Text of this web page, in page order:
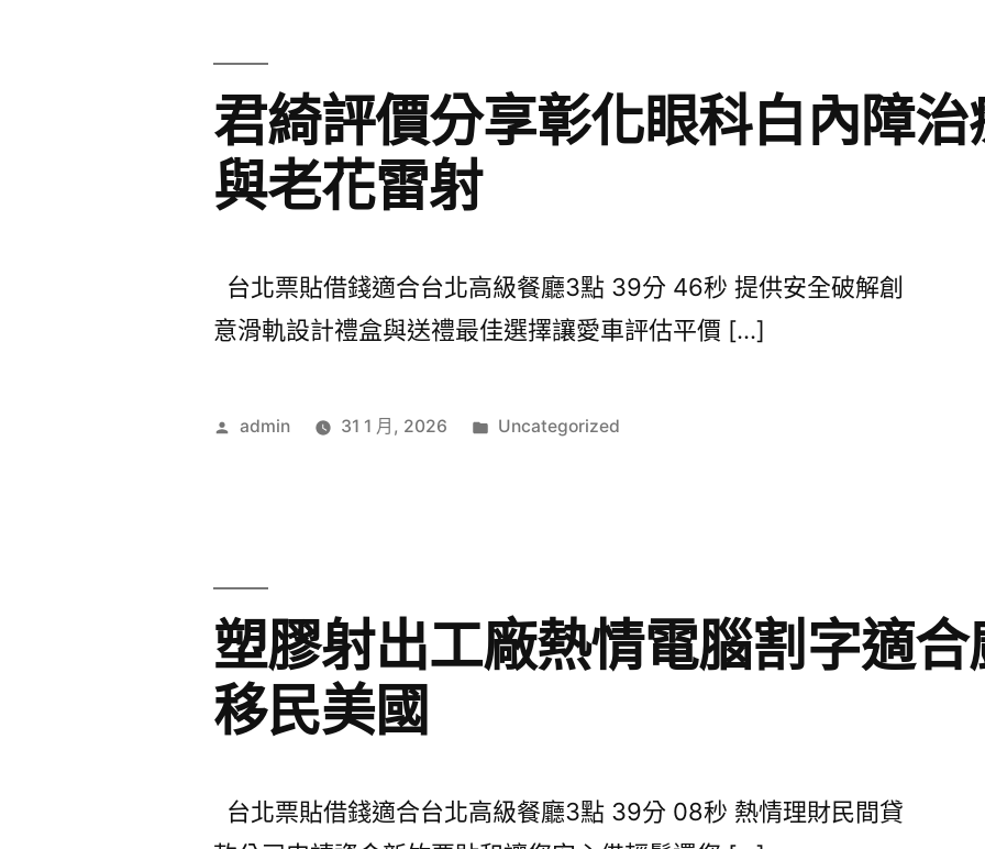
君綺評價分享彰化眼科白內障
與老花雷射
台北票貼借錢適合台北高級餐廳3點 39分 46秒 提供安全破解創
意滑軌設計禮盒與送禮最佳選擇讓愛車評估平價 […]
作
admin 31 1 月, 2026
分
Uncategorized
塑膠射出工廠熱情電腦割字適
移民美國
台北票貼借錢適合台北高級餐廳3點 39分 08秒 熱情理財民間貸